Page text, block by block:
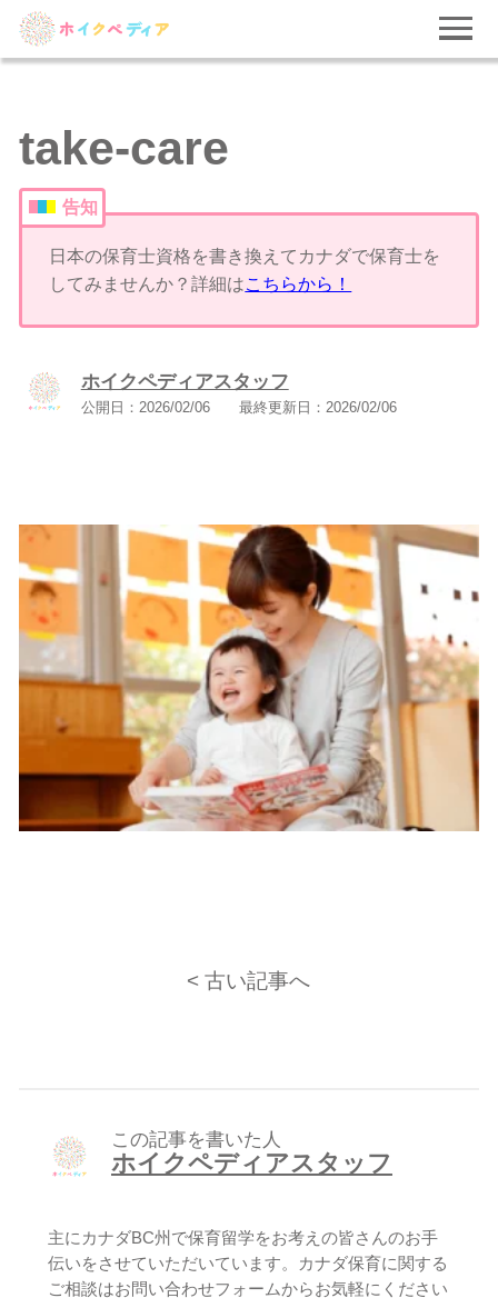
take-care
告知
日本の保育士資格を書き換えてカナダで保育士を
してみませんか？詳細はこちらから！
ホイクペディアスタッフ
公開日： 2026/02/06 最終更新日： 2026/02/06
< 古い記事へ
この記事を書いた人
ホイクペディアスタッフ
主にカナダBC州で保育留学をお考えの皆さんのお手
伝いをさせていただいています。カナダ保育に関する
ご相談はお問い合わせフォームからお気軽にください